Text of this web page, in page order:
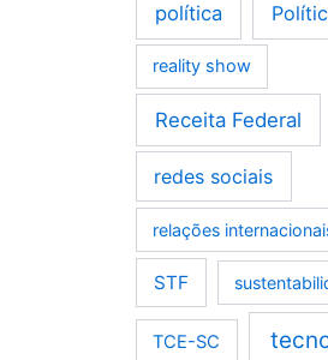
política
reality show
Receita Federal
redes sociais
relações
STF
TCE-SC